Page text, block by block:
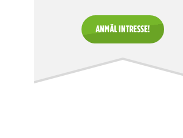
ANMÄL INTRESSE!